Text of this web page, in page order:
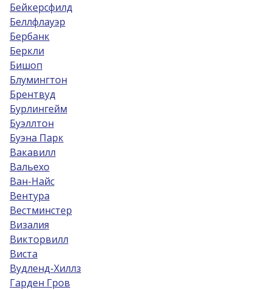
Бейкерсфилд
Беллфлауэр
Бербанк
Беркли
Бишоп
Блумингтон
Брентвуд
Бурлингейм
Буэллтон
Буэна Парк
Вакавилл
Вальехо
Ван-Найс
Вентура
Вестминстер
Визалия
Викторвилл
Виста
Вудленд-Хиллз
Гарден Гров